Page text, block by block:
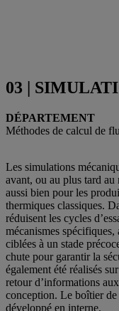
03 |
DÉPARTEMENT
Méthodes de calcul de
Les simulations
avant, ou au plus tard
aussi bien pour les
thermiques classiques.
réduisent les cycles
mécanismes
ciblées à un stade
chute pour garantir la
également été réalisés
retour d’informations
conception. Le boîtier
développé en interne.